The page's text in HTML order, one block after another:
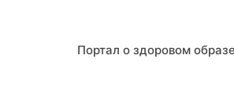
Портал о здоровом